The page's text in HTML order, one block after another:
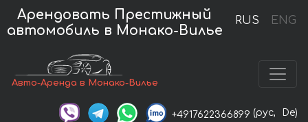
RUS ENG
Арендовать Престижный
автомобиль в Монако-Вилье
Авто-Аренда в Монако-Вилье
+4917622366899 (рус, De)